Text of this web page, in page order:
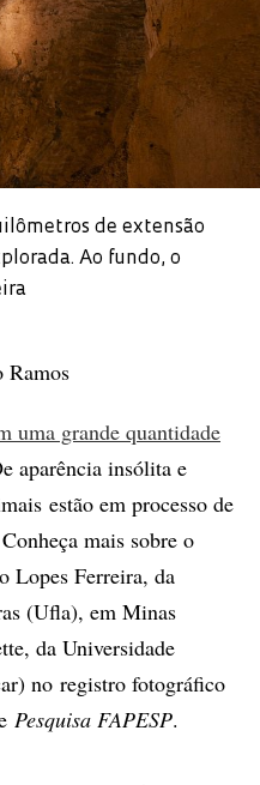
de extensão
Ao fundo, o
Ramos
uma grande quantidade
aparência insólita e
estão em processo de
mais sobre o
Lopes Ferreira, da
(Ufla), em Minas
da Universidade
no registro fotográfico
Pesquisa FAPESP.